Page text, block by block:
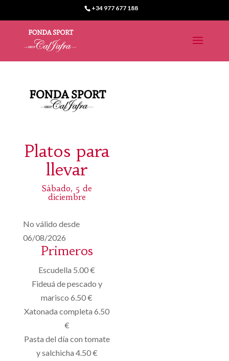
+34 977 677 188
Platos para
llevar
Sábado, 5 de
diciembre
No válido desde
06/08/2026
Primeros
Escudella 5.00 €
Fideuá de pescado y
marisco 6.50 €
Xatonada completa 6.50
€
Pasta del día con tomate
y salchicha 4.50 €